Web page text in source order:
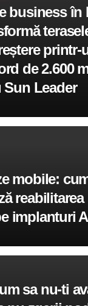
business în
printr-
de 2.600
Leader
mobile:
reabilitarea
implanturi
sa nu-ti